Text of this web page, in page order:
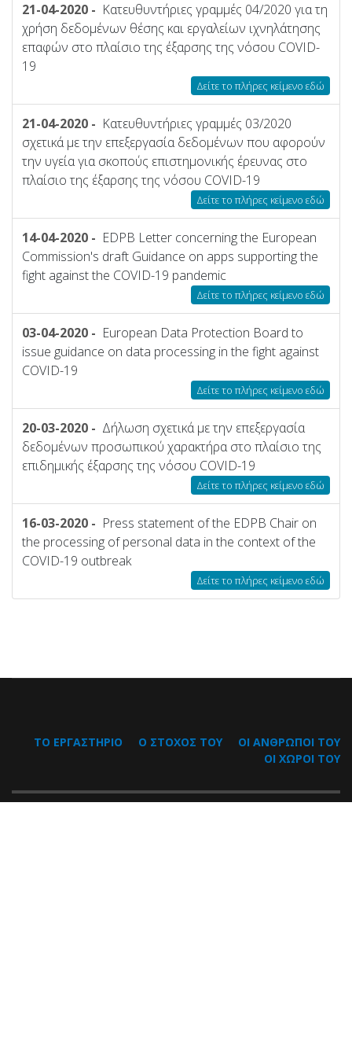
21-04-2020 - Κατευθυντήριες γραμμές 04/2020 για τη
χρήση δεδομένων θέσης και εργαλείων ιχνηλάτησης
επαφών στο πλαίσιο της έξαρσης της νόσου COVID-
19
Δείτε το πλήρες κείμενο εδώ
21-04-2020 - Κατευθυντήριες γραμμές 03/2020
σχετικά με την επεξεργασία δεδομένων που αφορούν
την υγεία για σκοπούς επιστημονικής έρευνας στο
πλαίσιο της έξαρσης της νόσου COVID-19
Δείτε το πλήρες κείμενο εδώ
14-04-2020 - EDPB Letter concerning the European
Commission's draft Guidance on apps supporting the
fight against the COVID-19 pandemic
Δείτε το πλήρες κείμενο εδώ
03-04-2020 - European Data Protection Board to
issue guidance on data processing in the fight against
COVID-19
Δείτε το πλήρες κείμενο εδώ
20-03-2020 - Δήλωση σχετικά με την επεξεργασία
δεδομένων προσωπικού χαρακτήρα στο πλαίσιο της
επιδημικής έξαρσης της νόσου COVID-19
Δείτε το πλήρες κείμενο εδώ
16-03-2020 - Press statement of the EDPB Chair on
the processing of personal data in the context of the
COVID-19 outbreak
Δείτε το πλήρες κείμενο εδώ
ΤΟ ΕΡΓΑΣΤΗΡΙΟ Ο ΣΤΟΧΟΣ ΤΟΥ
ΟΙ ΑΝΘΡΩΠΟΙ ΤΟΥ
ΟΙ ΧΩΡΟΙ ΤΟΥ